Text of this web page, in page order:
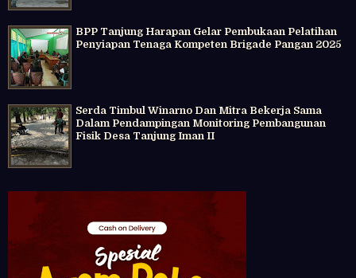
BPP Tanjung Harapan Gelar Pembukaan Pelatihan
Penyiapan Tenaga Kompeten Brigade Pangan 2025
Serda Timbul Winarno Dan Mitra Bekerja Sama
Dalam Pendampingan Monitoring Pembangunan
Fisik Desa Tanjung Iman II